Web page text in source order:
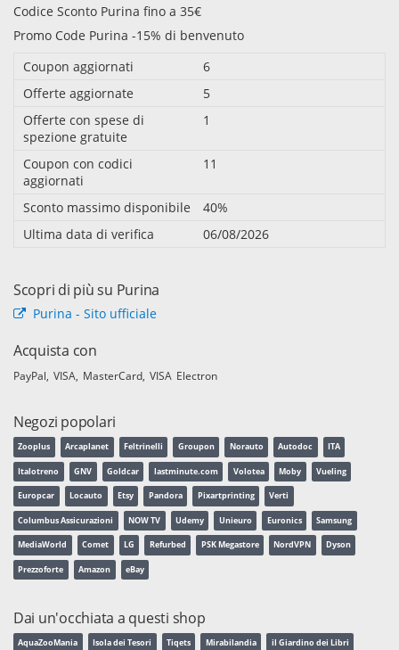
Codice Sconto Purina fino a 35€
Promo Code Purina -15% di benvenuto
Coupon aggiornati
6
Offerte aggiornate
5
Offerte con spese di
spezione gratuite
1
Coupon con codici
aggiornati
11
Sconto massimo disponibile
40%
Ultima data di verifica
06/08/2026
Scopri di più su Purina
Purina - Sito ufficiale
Acquista con
PayPal VISA MasterCard VISA Electron
Negozi popolari
Zooplus Arcaplanet Feltrinelli Groupon Norauto Autodoc ITA
Italotreno GNV Goldcar lastminute.com Volotea Moby Vueling
Europcar Locauto Etsy Pandora Pixartprinting Verti
Columbus Assicurazioni NOW TV Udemy Unieuro Euronics Samsung
MediaWorld Comet LG Refurbed PSK Megastore NordVPN Dyson
Prezzoforte Amazon eBay
Dai un'occhiata a questi shop
AquaZooMania Isola dei Tesori Tiqets Mirabilandia il Giardino dei Libri